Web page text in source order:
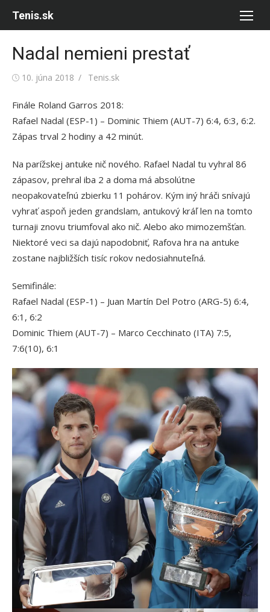
Tenis.sk
Nadal nemieni prestať
Posted
10. júna 2018 Author
Tenis.sk
Finále Roland Garros 2018:
Rafael Nadal (ESP-1) – Dominic Thiem (AUT-7) 6:4, 6:3, 6:2.
Zápas trval 2 hodiny a 42 minút.
Na parížskej antuke nič nového. Rafael Nadal tu vyhral 86
zápasov, prehral iba 2 a doma má absolútne
neopakovateľnú zbierku 11 pohárov. Kým iný hráči snívajú
vyhrať aspoň jeden grandslam, antukový kráľ len na tomto
turnaji znovu triumfoval ako nič. Alebo ako mimozemšťan.
Niektoré veci sa dajú napodobniť, Rafova hra na antuke
zostane najbližších tisíc rokov nedosiahnuteľná.
Semifinále:
Rafael Nadal (ESP-1) – Juan Martín Del Potro (ARG-5) 6:4,
6:1, 6:2
Dominic Thiem (AUT-7) – Marco Cecchinato (ITA) 7:5,
7:6(10), 6:1